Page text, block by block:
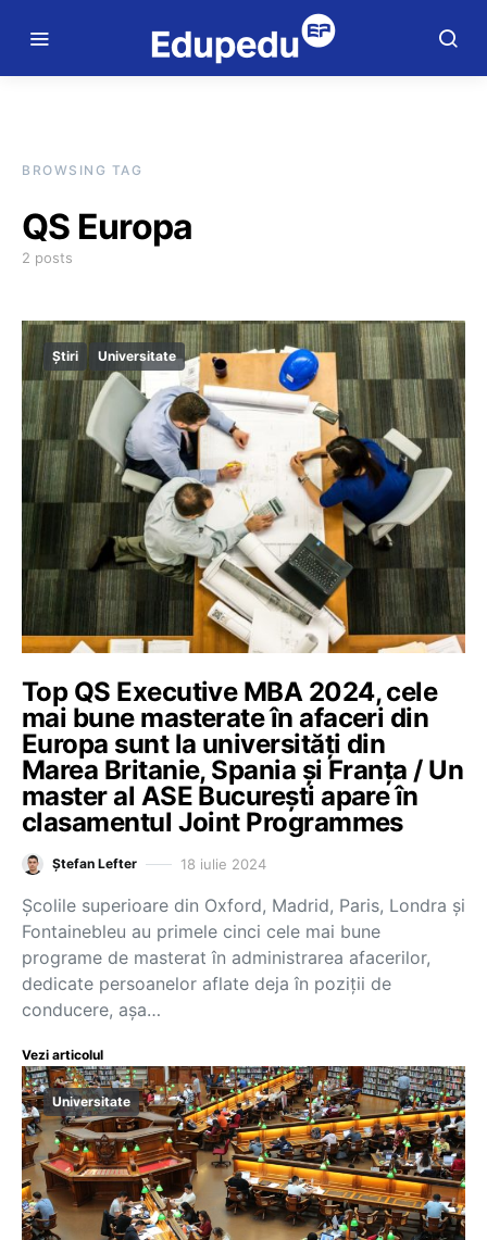
BROWSING TAG
QS Europa
2 posts
Știri Universitate
Top QS Executive MBA 2024, cele
mai bune masterate în afaceri din
Europa sunt la universități din
Marea Britanie, Spania și Franța / Un
master al ASE București apare în
clasamentul Joint Programmes
Ștefan Lefter 18 iulie 2024
Școlile superioare din Oxford, Madrid, Paris, Londra și
Fontainebleu au primele cinci cele mai bune
programe de masterat în administrarea afacerilor,
dedicate persoanelor aflate deja în poziții de
conducere, așa…
Vezi articolul
Universitate